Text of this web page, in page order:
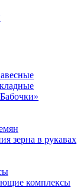
зерна в рукавах
комплексы